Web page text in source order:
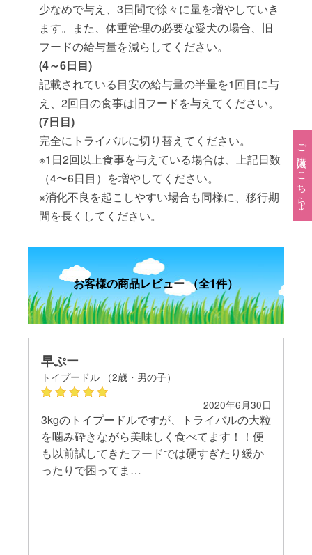
ご購入はこちら→
少なめで与え、3日間で徐々に量を増やしていき
ます。また、体重管理の必要な愛犬の場合、旧
フードの給与量を減らしてください。
(4～6日目)
記載されている目安の給与量の半量を1回目に与
え、2回目の食事は旧フードを与えてください。
(7日目)
完全にトライバルに切り替えてください。
※1日2回以上食事を与えている場合は、上記日数
（4〜6日目）を増やしてください。
※消化不良を起こしやすい場合も同様に、移行期
間を長くしてください。
お客様の商品レビュー （全1件）
早ぷー
トイプードル （2歳・男の子）
2020年6月30日
3kgのトイプードルですが、トライバルの大粒
を噛み砕きながら美味しく食べてます！！便
も以前試してきたフードでは硬すぎたり緩か
ったりで困ってま…